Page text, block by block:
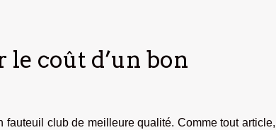
coût d’un bon
fauteuil club de meilleure qualité. Comme tout article,